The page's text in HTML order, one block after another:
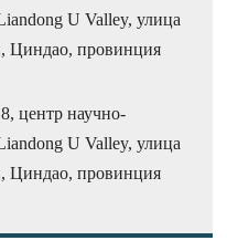
U Valley, улица
Циндао, провинция
центр научно-
U Valley, улица
Циндао, провинция